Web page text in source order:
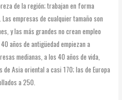
de la región; trabajan en forma
empresas de cualquier tamaño son
y las más grandes no crean empleo
años de antigüedad empiezan a
medianas, a los 40 años de vida,
de Asia oriental a casi 170; las de Europa
a 250.